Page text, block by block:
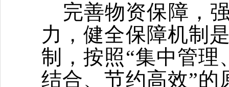
完善物资保障，
力，健全保障机制
制，按照“集中管
结合、节约高效”